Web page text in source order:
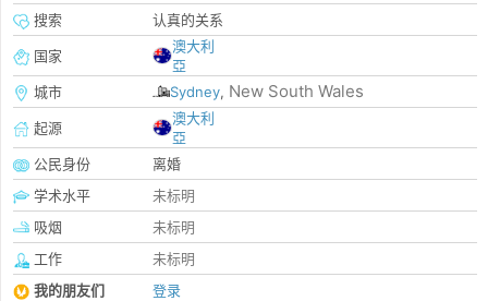
搜索
认真的关系
国家
澳大利
亞
城市
Sydney, New South Wales
起源
澳大利
亞
公民身份
离婚
学术水平
未标明
吸烟
未标明
工作
未标明
我的朋友们
登录